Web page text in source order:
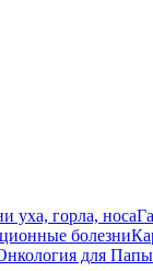
уха, горла, носа
болезни
для Папы